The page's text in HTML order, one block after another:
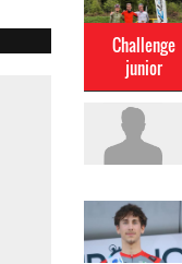
Challenge
junior